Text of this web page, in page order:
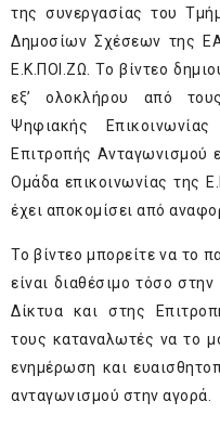
της συνεργασίας του
Δημοσίων Σχέσεων της
Ε.Κ.ΠΟΙ.ΖΩ. Το βίντεο
εξ’ ολοκλήρου από
Ψηφιακής
Επιτροπής Ανταγωνισμού
Ομάδα επικοινωνίας της
έχει αποκομίσει από
Το βίντεο μπορείτε να το
είναι διαθέσιμο τόσο
Δίκτυα και στης
τους καταναλωτές να το
ενημέρωση και
ανταγωνισμού στην αγορά.